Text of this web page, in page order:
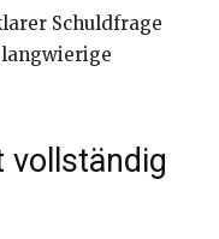
Schuldfrage
vollständig